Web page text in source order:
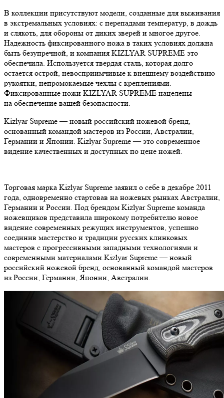
В коллекции присутствуют модели, созданные для выживания
в экстремальных условиях: с перепадами температур, в дождь
и слякоть, для обороны от диких зверей и многое другое.
Надежность фиксированного ножа в таких условиях должна
быть безупречной, и компания KIZLYAR SUPREME это
обеспечила. Используется твердая сталь, которая долго
остается острой, невосприимчивые к внешнему воздействию
рукоятки, непромокаемые чехлы с креплениями.
Фиксированные ножи KIZLYAR SUPREME нацелены
на обеспечение вашей безопасности.
Kizlyar Supreme — новый российский ножевой бренд,
основанный командой мастеров из России, Австралии,
Германии и Японии. Kizlyar Supreme — это современное
видение качественных и доступных по цене ножей.
Торговая марка Kizlyar Supreme заявил о себе в декабре 2011
года, одновременно стартовав на ножевых рынках Австралии,
Германии и России. Под брендом Kizlyar Supreme команда
ножевщиков представила широкому потребителю новое
видение современных режущих инструментов, успешно
соединив мастерство и традиции русских клинковых
мастеров с прогрессивными западными технологиями и
современными материалами.Kizlyar Supreme — новый
российский ножевой бренд, основанный командой мастеров
из России, Германии, Японии, Австралии.